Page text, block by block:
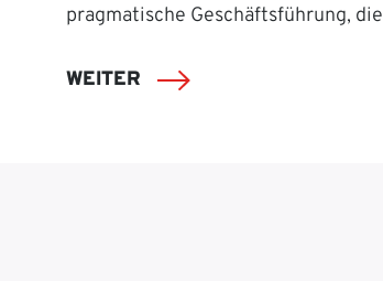
pragmatische Geschäftsführung, die
WEITER